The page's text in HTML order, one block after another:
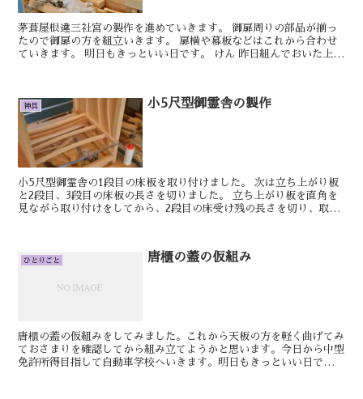
茅葺屋根違三社宮の製作を進めていきます。 御扉周りの部品が揃っ
たので御扉の方を組立いきます。 扉横や幕板などはこれから合わせ
ていきます。 明日もきっといい日です。 けん 昨日組んでおいた上下
神具 小5尺型御霊舎の製作
小5尺型御霊舎の1段目の床板を取り付けました。 次は立ち上がり板
と2段目、3段目の床板の長さを切りました。 立ち上がり板を直角を
見ながら取り付けをしてから、2段目の床受け残の長さを切り、取り
ひとりごと 唐櫃の蓋の仮組み
唐櫃の蓋の仮組みをしてみました。これから天板の方を軽く曲げてみ
ておさまりを確認してから組み立てようかと思います。今日から中型
免許所得目指して自動車学校へいきます。明日もきっといい日です。